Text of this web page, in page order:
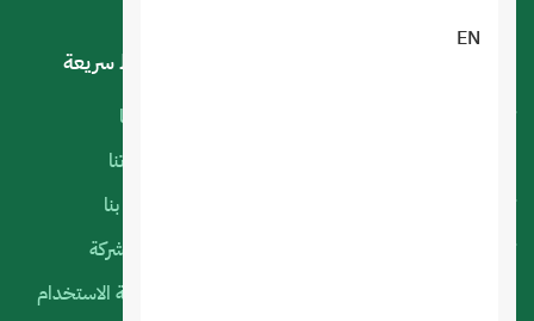
EN
روابط سريعة
أعمالنا
منتجاتنا
اتصل بنا
عن الشركة
سياسة الاستخدام